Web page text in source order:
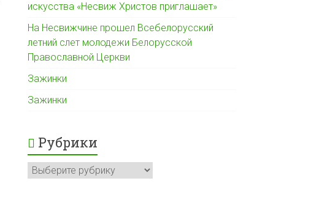
искусства «Несвиж Христов приглашает»
На Несвижчине прошел Всебелорусский
летний слет молодежи Белорусской
Православной Церкви
Зажинки
Зажинки
Рубрики
Рубрики